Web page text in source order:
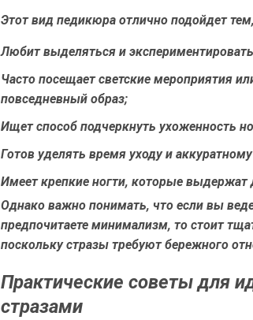
Этот вид педикюра отлично подойдет
Любит выделяться и
Часто посещает светские мероприятия
повседневный образ;
Ищет способ подчеркнуть ухоженность
Готов уделять время уходу и
Имеет крепкие ногти, которые выдержат
Однако важно понимать, что если вы
предпочитаете минимализм, то стоит
поскольку стразы требуют бережного
Практические советы для
стразами